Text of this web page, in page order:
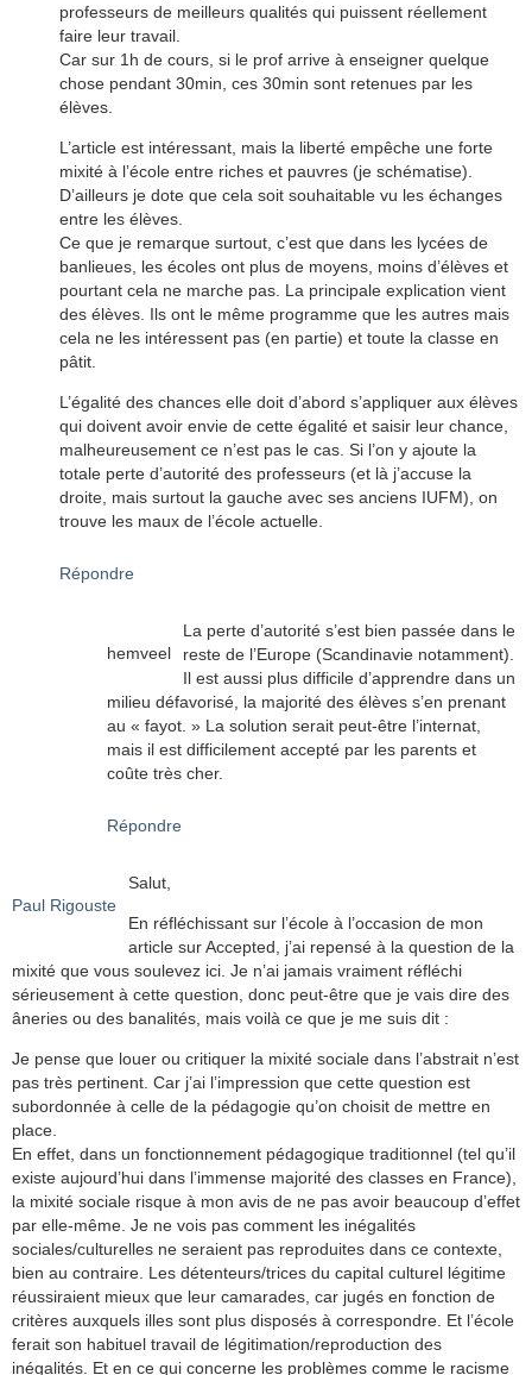
professeurs de meilleurs qualités qui puissent réellement
faire leur travail.
Car sur 1h de cours, si le prof arrive à enseigner quelque
chose pendant 30min, ces 30min sont retenues par les
élèves.
L’article est intéressant, mais la liberté empêche une forte
mixité à l’école entre riches et pauvres (je schématise).
D’ailleurs je dote que cela soit souhaitable vu les échanges
entre les élèves.
Ce que je remarque surtout, c’est que dans les lycées de
banlieues, les écoles ont plus de moyens, moins d’élèves et
pourtant cela ne marche pas. La principale explication vient
des élèves. Ils ont le même programme que les autres mais
cela ne les intéressent pas (en partie) et toute la classe en
pâtit.
L’égalité des chances elle doit d’abord s’appliquer aux élèves
qui doivent avoir envie de cette égalité et saisir leur chance,
malheureusement ce n’est pas le cas. Si l’on y ajoute la
totale perte d’autorité des professeurs (et là j’accuse la
droite, mais surtout la gauche avec ses anciens IUFM), on
trouve les maux de l’école actuelle.
Répondre
hemveel
La perte d’autorité s’est bien passée dans le
reste de l’Europe (Scandinavie notamment).
Il est aussi plus difficile d’apprendre dans un
milieu défavorisé, la majorité des élèves s’en prenant
au « fayot. » La solution serait peut-être l’internat,
mais il est difficilement accepté par les parents et
coûte très cher.
Répondre
Paul Rigouste
Salut,
En réfléchissant sur l’école à l’occasion de mon
article sur Accepted, j’ai repensé à la question de la
mixité que vous soulevez ici. Je n’ai jamais vraiment réfléchi
sérieusement à cette question, donc peut-être que je vais dire des
âneries ou des banalités, mais voilà ce que je me suis dit :
Je pense que louer ou critiquer la mixité sociale dans l’abstrait n’est
pas très pertinent. Car j’ai l’impression que cette question est
subordonnée à celle de la pédagogie qu’on choisit de mettre en
place.
En effet, dans un fonctionnement pédagogique traditionnel (tel qu’il
existe aujourd’hui dans l’immense majorité des classes en France),
la mixité sociale risque à mon avis de ne pas avoir beaucoup d’effet
par elle-même. Je ne vois pas comment les inégalités
sociales/culturelles ne seraient pas reproduites dans ce contexte,
bien au contraire. Les détenteurs/trices du capital culturel légitime
réussiraient mieux que leur camarades, car jugés en fonction de
critères auxquels illes sont plus disposés à correspondre. Et l’école
ferait son habituel travail de légitimation/reproduction des
inégalités. Et en ce qui concerne les problèmes comme le racisme